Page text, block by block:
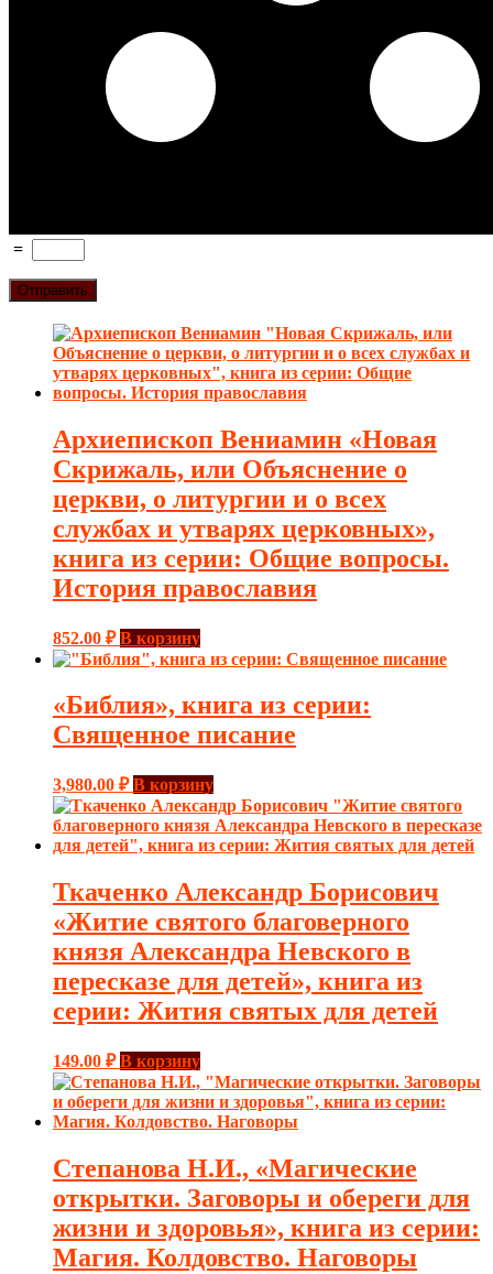
=
Архиепископ Вениамин «Новая
Скрижаль, или Объяснение о
церкви, о литургии и о всех
службах и утварях церковных»,
книга из серии: Общие вопросы.
История православия
852.00 ₽ В корзину
«Библия», книга из серии:
Священное писание
3,980.00 ₽ В корзину
Ткаченко Александр Борисович
«Житие святого благоверного
князя Александра Невского в
пересказе для детей», книга из
серии: Жития святых для детей
149.00 ₽ В корзину
Степанова Н.И., «Магические
открытки. Заговоры и обереги для
жизни и здоровья», книга из серии:
Магия. Колдовство. Наговоры